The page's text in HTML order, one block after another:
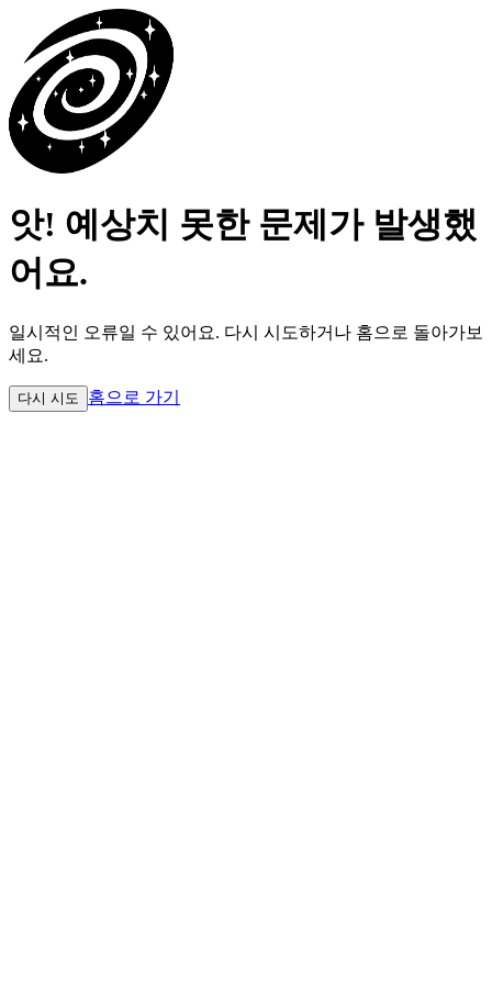
앗! 예상치 못한 문제가 발생했
어요.
일시적인 오류일 수 있어요. 다시 시도하거나 홈으로 돌아가보
세요.
다시 시도 홈으로 가기